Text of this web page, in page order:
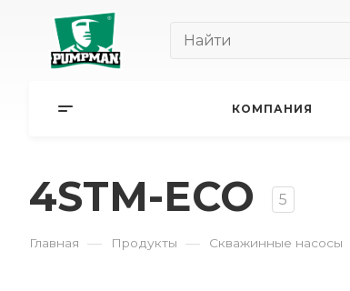
КОМПАНИЯ
4STM-ECO 5
Главная — Продукты — Скважинные насосы